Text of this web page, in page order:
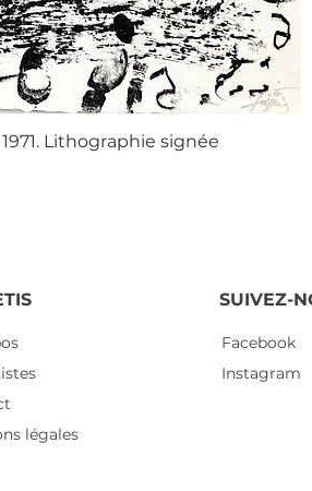
Lithographie signée
légales
SUIVEZ-
Facebook
Instagram